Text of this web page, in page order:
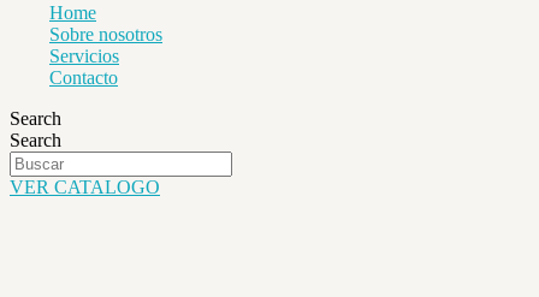
Home
Sobre nosotros
Servicios
Contacto
Search
Search
VER CATALOGO